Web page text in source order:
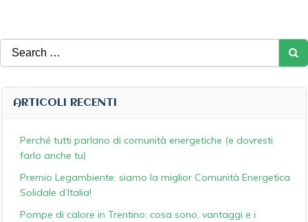
Search
for:
ARTICOLI RECENTI
Perché tutti parlano di comunità energetiche (e dovresti
farlo anche tu)
Premio Legambiente: siamo la miglior Comunità Energetica
Solidale d’Italia!
Pompe di calore in Trentino: cosa sono, vantaggi e i